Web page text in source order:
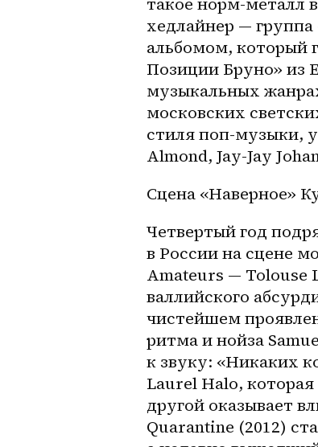
хедлайнер —
альбомом, который
Позиции Бруно» из
музыкальных
московских
стиля поп-музыки,
Almond, Jay-Jay
Сцена «Наверное»
Четвертый год
в России на сцене
Amateurs —
валлийского
чистейшем
ритма и нойза
к звуку: «Никаких
Laurel Halo,
другой оказывает
Quarantine (2012)